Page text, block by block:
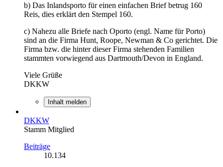
b) Das Inlandsporto für einen einfachen Brief betrug 160
Reis, dies erklärt den Stempel 160.
c) Nahezu alle Briefe nach Oporto (engl. Name für Porto)
sind an die Firma Hunt, Roope, Newman & Co gerichtet. Die
Firma bzw. die hinter dieser Firma stehenden Familien
stammten vorwiegend aus Dartmouth/Devon in England.
Viele Grüße
DKKW
Inhalt melden
DKKW
Stamm Mitglied
Beiträge
10.134